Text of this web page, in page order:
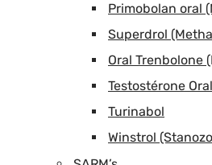
Primobolan oral
Superdrol
Oral Trenbolone
Testostérone
Turinabol
Winstrol